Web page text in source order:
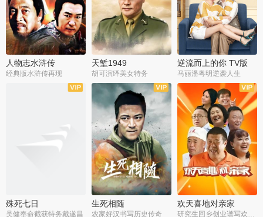
人物志水浒传
经典版水浒传再现
天堑1949
胡可演绎美女特务
逆流而上的你 TV版
马丽潘粤明逆袭人生
殊死七日
吴健奉命截获特务戴遂昌
全21集
生死相随
农家好汉书写历史传奇
全35集
欢天喜地对亲家